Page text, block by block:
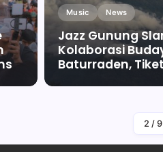
Music News
Jazz Gunung
Kolaborasi
Baturraden,
2 / 9